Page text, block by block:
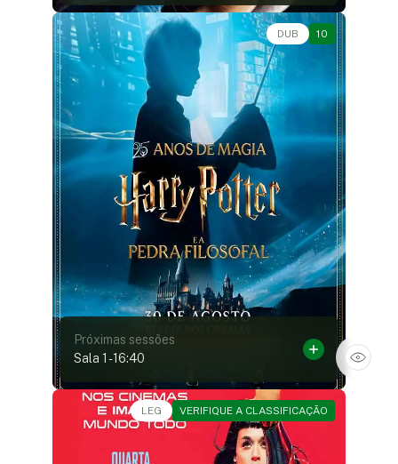
DUB 10
Ação, Aventura, Fantasia • • 2h42
Próximas sessões
Sala 1 -16:40
LEG VERIFIQUE A CLASSIFICAÇÃO
Show Musical • • 2h12